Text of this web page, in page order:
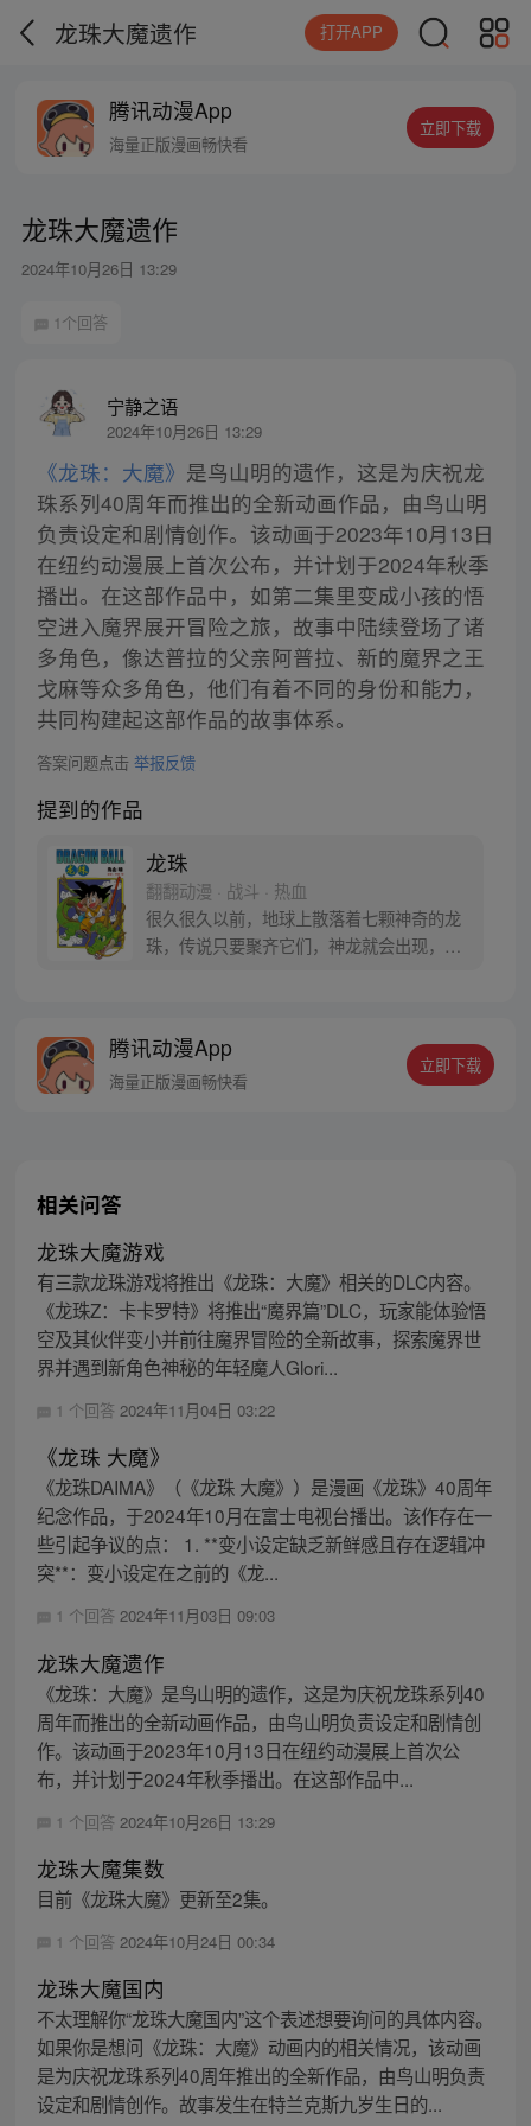
龙珠大魔遗作 打开APP
腾讯动漫App
海量正版漫画畅快看
立即下载
龙珠大魔遗作
2024年10月26日 13:29
1个回答
宁静之语
2024年10月26日 13:29
《龙珠：大魔》 是鸟山明的遗作，这是为庆祝龙
珠系列40周年而推出的全新动画作品，由鸟山明
负责设定和剧情创作。该动画于2023年10月13日
在纽约动漫展上首次公布，并计划于2024年秋季
播出。在这部作品中，如第二集里变成小孩的悟
空进入魔界展开冒险之旅，故事中陆续登场了诸
多角色，像达普拉的父亲阿普拉、新的魔界之王
戈麻等众多角色，他们有着不同的身份和能力，
共同构建起这部作品的故事体系。
答案问题点击 举报反馈
提到的作品
龙珠
翻翻动漫 · 战斗 · 热血
很久很久以前，地球上散落着七颗神奇的龙
珠，传说只要聚齐它们，神龙就会出现，并
腾讯动漫App
海量正版漫画畅快看
立即下载
相关问答
龙珠大魔游戏
有三款龙珠游戏将推出《龙珠：大魔》相关的DLC内容。
《龙珠Z：卡卡罗特》将推出“魔界篇”DLC，玩家能体验悟
空及其伙伴变小并前往魔界冒险的全新故事，探索魔界世
界并遇到新角色神秘的年轻魔人Glori...
1 个回答 2024年11月04日 03:22
《龙珠 大魔》
《龙珠DAIMA》（《龙珠 大魔》）是漫画《龙珠》40周年
纪念作品，于2024年10月在富士电视台播出。该作存在一
些引起争议的点： 1. **变小设定缺乏新鲜感且存在逻辑冲
突**：变小设定在之前的《龙...
1 个回答 2024年11月03日 09:03
龙珠大魔遗作
《龙珠：大魔》是鸟山明的遗作，这是为庆祝龙珠系列40
周年而推出的全新动画作品，由鸟山明负责设定和剧情创
作。该动画于2023年10月13日在纽约动漫展上首次公
布，并计划于2024年秋季播出。在这部作品中...
1 个回答 2024年10月26日 13:29
龙珠大魔集数
目前《龙珠大魔》更新至2集。
1 个回答 2024年10月24日 00:34
龙珠大魔国内
不太理解你“龙珠大魔国内”这个表述想要询问的具体内容。
如果你是想问《龙珠：大魔》动画内的相关情况，该动画
是为庆祝龙珠系列40周年推出的全新作品，由鸟山明负责
设定和剧情创作。故事发生在特兰克斯九岁生日的...